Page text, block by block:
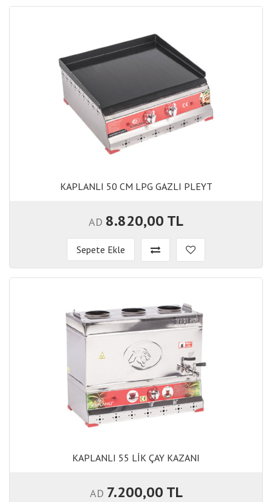
KAPLANLI 50 CM LPG GAZLI PLEYT
AD 8.820,00 TL
Sepete Ekle
KAPLANLI 55 LİK ÇAY KAZANI
AD 7.200,00 TL